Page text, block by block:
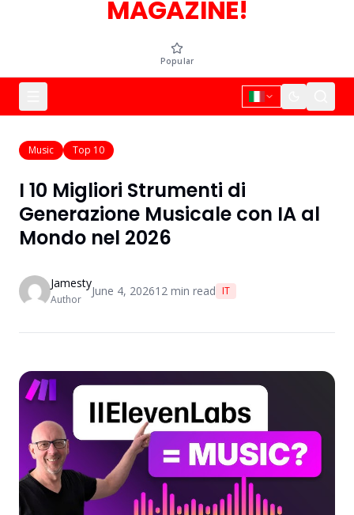
MAGAZINE!
Popular
Music Top 10
I 10 Migliori Strumenti di
Generazione Musicale con IA al
Mondo nel 2026
Jamesty
Author
June 4, 202612 min read IT